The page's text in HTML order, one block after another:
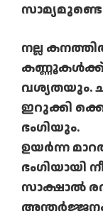
നല്ല
കണ്ണൂകള്‍ക്ക്
വശ്യതയും.
ഇറുക്കി
ഭംഗിയും.
ഉയര്‍ന്ന
ഭംഗിയായി
സാക്ഷാല്‍